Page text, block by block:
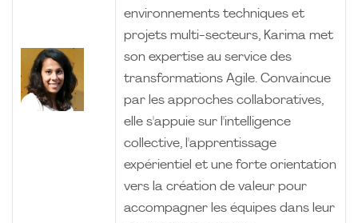
environnements techniques et
projets multi-secteurs, Karima met
son expertise au service des
transformations Agile. Convaincue
par les approches collaboratives,
elle s'appuie sur l'intelligence
collective, l'apprentissage
expérientiel et une forte orientation
vers la création de valeur pour
accompagner les équipes dans leur